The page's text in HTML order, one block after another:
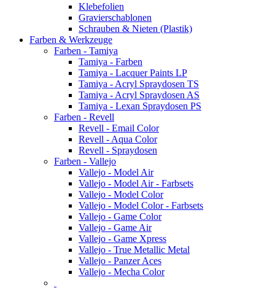
Klebefolien
Gravierschablonen
Schrauben & Nieten (Plastik)
Farben & Werkzeuge
Farben - Tamiya
Tamiya - Farben
Tamiya - Lacquer Paints LP
Tamiya - Acryl Spraydosen TS
Tamiya - Acryl Spraydosen AS
Tamiya - Lexan Spraydosen PS
Farben - Revell
Revell - Email Color
Revell - Aqua Color
Revell - Spraydosen
Farben - Vallejo
Vallejo - Model Air
Vallejo - Model Air - Farbsets
Vallejo - Model Color
Vallejo - Model Color - Farbsets
Vallejo - Game Color
Vallejo - Game Air
Vallejo - Game Xpress
Vallejo - True Metallic Metal
Vallejo - Panzer Aces
Vallejo - Mecha Color